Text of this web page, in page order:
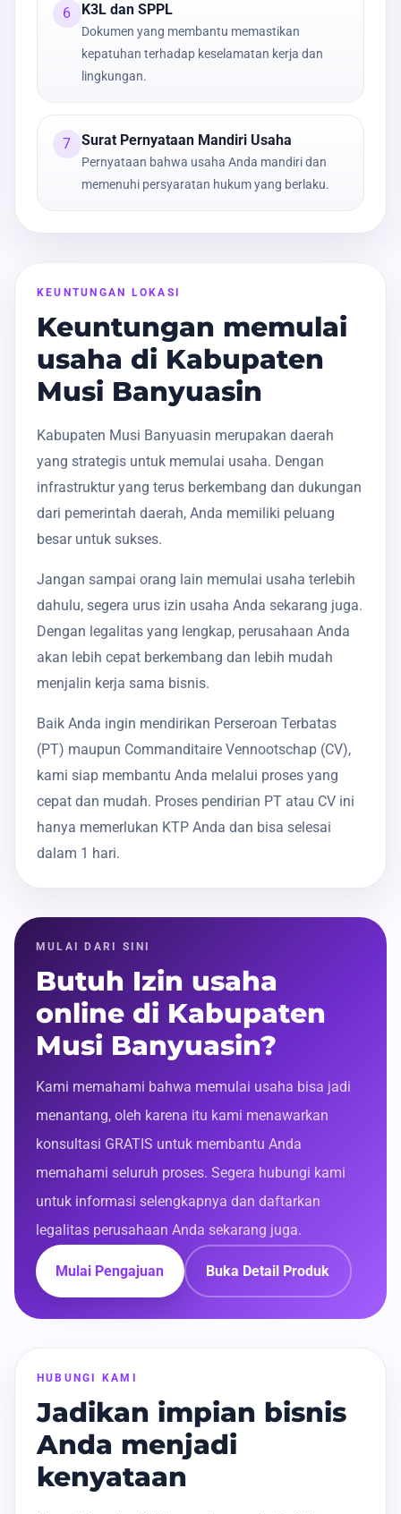
6 K3L dan SPPL
Dokumen yang membantu memastikan
kepatuhan terhadap keselamatan kerja dan
lingkungan.
7 Surat Pernyataan Mandiri Usaha
Pernyataan bahwa usaha Anda mandiri dan
memenuhi persyaratan hukum yang berlaku.
KEUNTUNGAN LOKASI
Keuntungan memulai
usaha di Kabupaten
Musi Banyuasin
Kabupaten Musi Banyuasin merupakan daerah
yang strategis untuk memulai usaha. Dengan
infrastruktur yang terus berkembang dan dukungan
dari pemerintah daerah, Anda memiliki peluang
besar untuk sukses.
Jangan sampai orang lain memulai usaha terlebih
dahulu, segera urus izin usaha Anda sekarang juga.
Dengan legalitas yang lengkap, perusahaan Anda
akan lebih cepat berkembang dan lebih mudah
menjalin kerja sama bisnis.
Baik Anda ingin mendirikan Perseroan Terbatas
(PT) maupun Commanditaire Vennootschap (CV),
kami siap membantu Anda melalui proses yang
cepat dan mudah. Proses pendirian PT atau CV ini
hanya memerlukan KTP Anda dan bisa selesai
dalam 1 hari.
MULAI DARI SINI
Butuh Izin usaha
online di Kabupaten
Musi Banyuasin?
Kami memahami bahwa memulai usaha bisa jadi
menantang, oleh karena itu kami menawarkan
konsultasi GRATIS untuk membantu Anda
memahami seluruh proses. Segera hubungi kami
untuk informasi selengkapnya dan daftarkan
legalitas perusahaan Anda sekarang juga.
Mulai Pengajuan Buka Detail Produk
HUBUNGI KAMI
Jadikan impian bisnis
Anda menjadi
kenyataan